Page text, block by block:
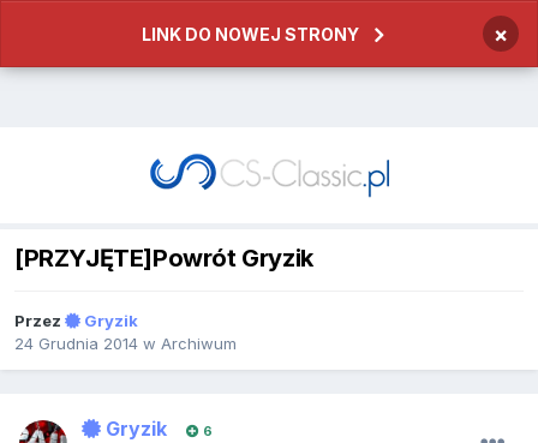
LINK DO NOWEJ STRONY ×
[PRZYJĘTE]Powrót Gryzik
Przez
Gryzik
24 Grudnia 2014 w Archiwum
Gryzik 6